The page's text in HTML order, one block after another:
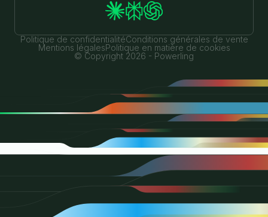
Politique de confidentialitéConditions générales de vente
Mentions légalesPolitique en matière de cookies
© Copyright 2026 - Powerling